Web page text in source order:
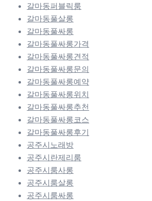
갈마동퍼블릭룸
갈마동풀살롱
갈마동풀싸롱
갈마동풀싸롱가격
갈마동풀싸롱견적
갈마동풀싸롱문의
갈마동풀싸롱예약
갈마동풀싸롱위치
갈마동풀싸롱추천
갈마동풀싸롱코스
갈마동풀싸롱후기
공주시노래방
공주시란제리룸
공주시룸사롱
공주시룸살롱
공주시룸싸롱